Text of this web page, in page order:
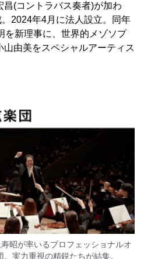
昌(コントラバス奏者)が加わ
2024年4月に法人設立。同年
を新理事に、世界的メゾソプ
由美をスペシャルアーティス
昭が率いるプロフェッショナルオ
実力重視の精鋭たちが結集。